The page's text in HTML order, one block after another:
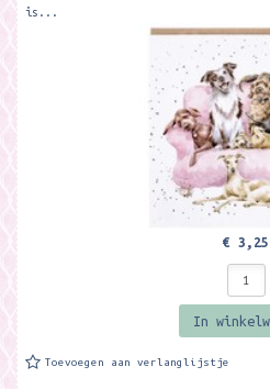
is...
€ 3,25
In
Toevoegen aan verlanglijstje